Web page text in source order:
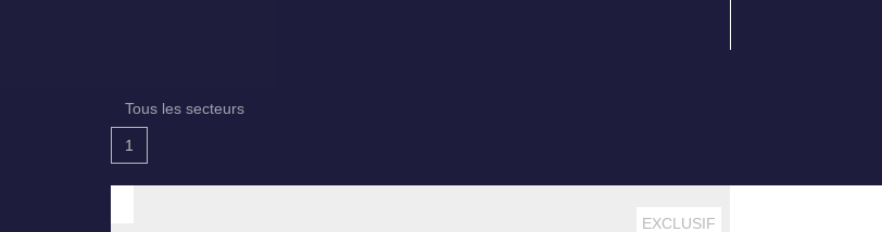
Tous les secteurs
1
EXCLUSIF